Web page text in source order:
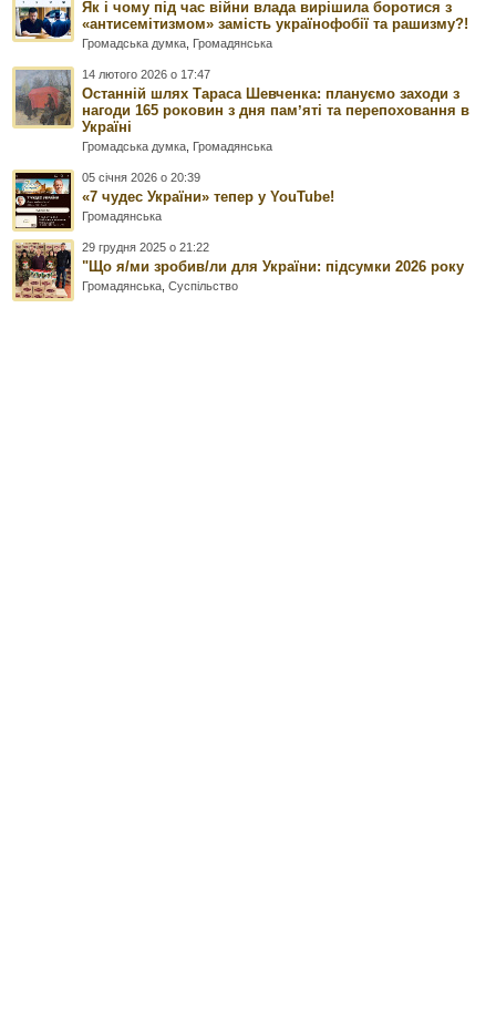
Як і чому під час війни влада вирішила боротися з
«антисемітизмом» замість українофобії та рашизму?!
Громадська думка Громадянська
14 лютого 2026 о 17:47
Останній шлях Тараса Шевченка: плануємо заходи з
нагоди 165 роковин з дня памʼяті та перепоховання в
Україні
Громадська думка Громадянська
05 січня 2026 о 20:39
«7 чудес України» тепер у YouTube!
Громадянська
29 грудня 2025 о 21:22
"Що я/ми зробив/ли для України: підсумки 2026 року
Громадянська ,Суспільство